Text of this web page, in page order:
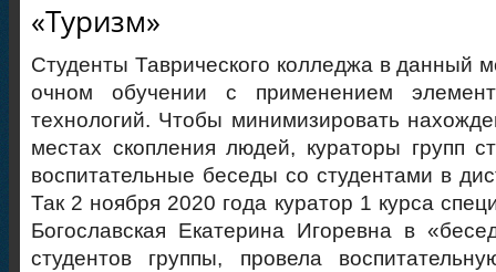
«Туризм»
Студенты Таврического колледжа в данный
очном обучении с применением
технологий. Чтобы минимизировать
местах скопления людей, кураторы групп
воспитательные беседы со студентами в
Так 2 ноября 2020 года куратор 1 курса
Богославская Екатерина Игоревна в
студентов группы, провела